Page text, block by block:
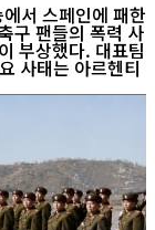
서 스페인에 패한
구 팬들의 폭력 사
부상했다. 대표팀
사태는 아르헨티